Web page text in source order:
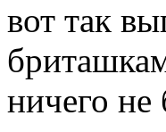
вот так
ничего не